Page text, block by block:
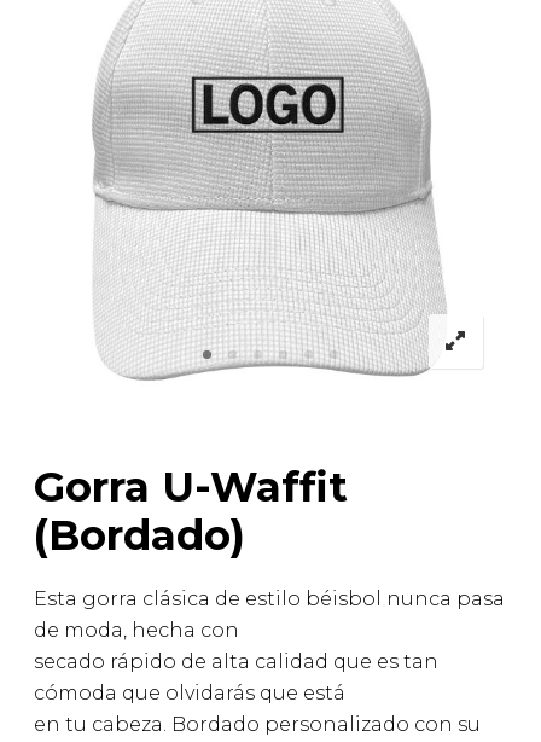
Gorra U-Waffit
(Bordado)
Esta gorra clásica de estilo béisbol nunca pasa
de moda, hecha con
secado rápido de alta calidad que es tan
cómoda que olvidarás que está
en tu cabeza. Bordado personalizado con su